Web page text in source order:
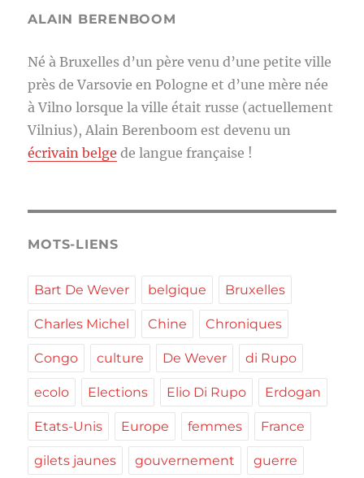
ALAIN BERENBOOM
Né à Bruxelles d’un père venu d’une petite ville
près de Varsovie en Pologne et d’une mère née
à Vilno lorsque la ville était russe (actuellement
Vilnius), Alain Berenboom est devenu un
écrivain belge de langue française !
MOTS-LIENS
Bart De Wever belgique Bruxelles
Charles Michel Chine Chroniques
Congo culture De Wever di Rupo
ecolo Elections Elio Di Rupo Erdogan
Etats-Unis Europe femmes France
gilets jaunes gouvernement guerre